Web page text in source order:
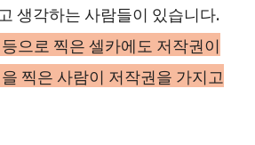
생각하는 사람들이 있습니다.
으로 찍은 셀카에도 저작권이
찍은 사람이 저작권을 가지고